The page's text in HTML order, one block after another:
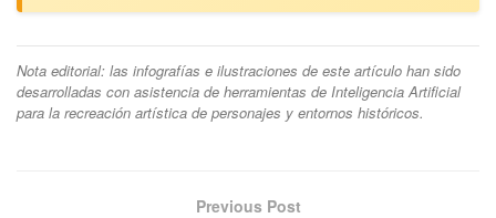
Nota editorial: las infografías e ilustraciones de este artículo han sido
desarrolladas con asistencia de herramientas de Inteligencia Artificial
para la recreación artística de personajes y entornos históricos.
Previous Post